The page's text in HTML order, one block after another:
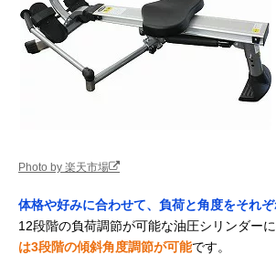
Photo by 楽天市場
体格や好みに合わせて、負荷と角度をそれ
12段階の負荷調節が可能な油圧シリンダーに
は3段階の傾斜角度調節が可能です。